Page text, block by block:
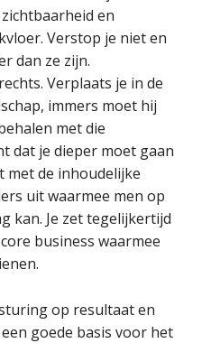
en
Verstop je niet en
dan ze zijn.
Verplaats je in de
immers moet hij
met die
dat je dieper moet gaan
met de inhoudelijke
uit waarmee men op
kan. Je zet tegelijkertijd
business waarmee
op resultaat en
goede basis voor het